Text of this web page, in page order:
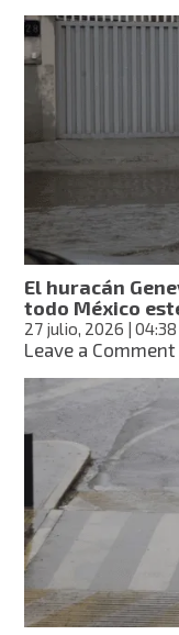
El huracán
todo México
27 julio, 2026 | 04:38
Leave a Comment